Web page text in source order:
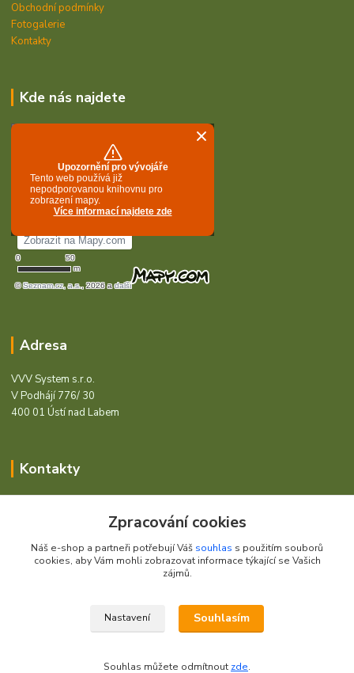
Obchodní podmínky
Fotogalerie
Kontakty
Kde nás najdete
Adresa
VVV System s.r.o.
V Podhájí 776/ 30
400 01 Ústí nad Labem
Kontakty
+420 472744350
Po - Pá 8:00 - 15:00
© 2021 VVV System s.r.o.
Zpracování cookies
Náš e-shop a partneři potřebují Váš souhlas s použitím souborů
cookies, aby Vám mohli zobrazovat informace týkající se Vašich
zájmů.
Nastavení Souhlasím
Souhlas můžete odmítnout zde.